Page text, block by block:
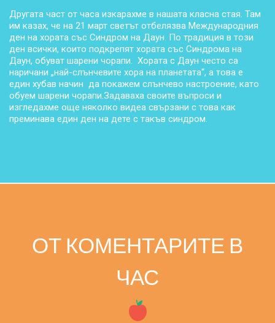
Другата част от часа изкарахме в нашата класна стая. Там
им казах, че на 21 март светът отбелязва Международния
ден на хората със Синдром на Даун. По традиция в този
ден всички, които подкрепят хората със Синдрома на
Даун, обуват шарени чорапи. Хората с Даун често са
наричани „най-слънчевите хора на планетата“, а това е
един хубав начин да покажем слънчево настроение, като
обуем шарени чорапи.Задаваха своите въпроси и
изгледахме още няколко видеа свързани с това как
преминава eдин ден на дете с такъв синдром.
ОТ КОМЕНТАРИТЕ В
ЧАС